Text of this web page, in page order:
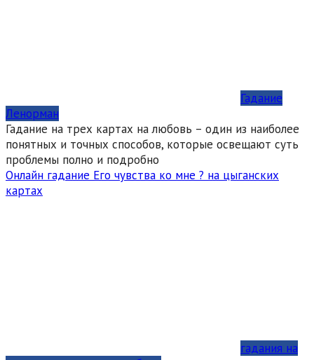
Гадание
Ленорман
Гадание на трех картах на любовь – один из наиболее
понятных и точных способов, которые освещают суть
проблемы полно и подробно
Онлайн гадание Его чувства ко мне ? на цыганских
картах
гадания на